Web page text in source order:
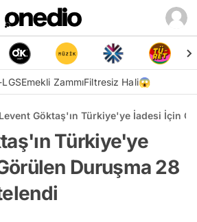
Emekli ZammıFiltresiz Hali😱
Levent Göktaş'ın Türkiye'ye İadesi İçin
Türkiye'ye
Duruşma 28